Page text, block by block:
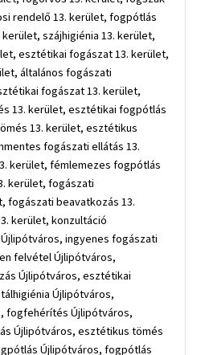
rendelő 13. kerület, fogpótlás
szájhigiénia 13. kerület,
esztétikai fogászat 13. kerület,
általános fogászati
fogászat 13. kerület,
13. kerület, esztétikai fogpótlás
13. kerület, esztétikus
fogászati ellátás 13.
kerület, fémlemezes fogpótlás
kerület, fogászati
fogászati beavatkozás 13.
kerület, konzultáció
ingyenes fogászati
felvétel Újlipótváros,
Újlipótváros, esztétikai
Újlipótváros,
fogfehérítés Újlipótváros,
Újlipótváros, esztétikus tömés
Újlipótváros, fogpótlás